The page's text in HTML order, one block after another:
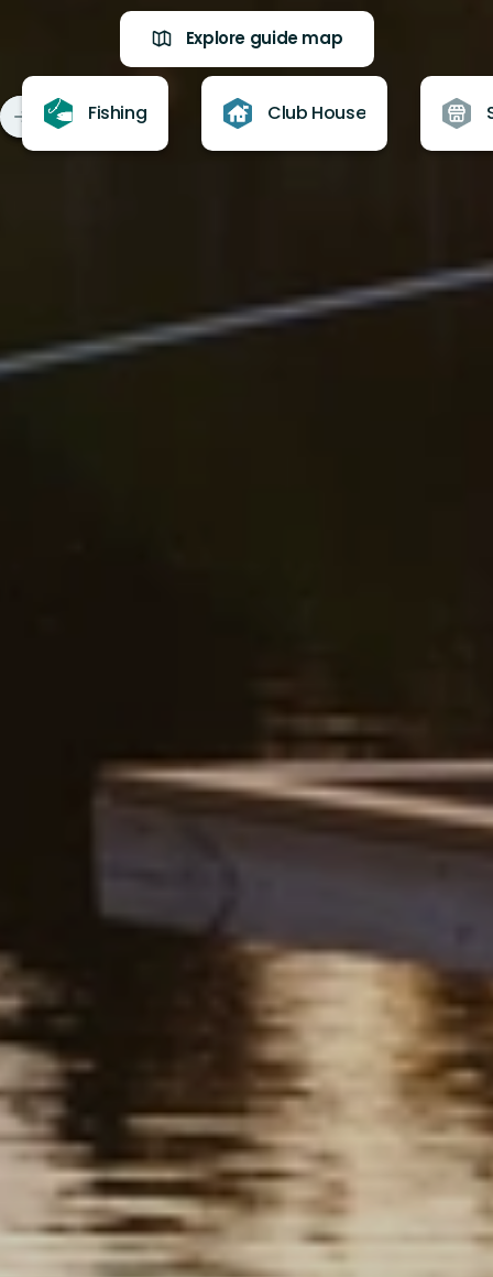
Explore guide map
Fishing Club House